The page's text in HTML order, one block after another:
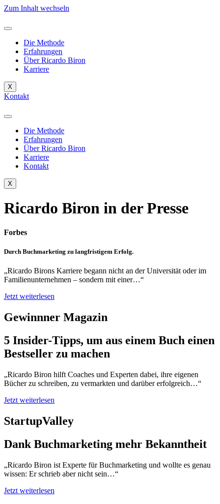
Zum Inhalt wechseln
Die Methode
Erfahrungen
Über Ricardo Biron
Karriere
X
Kontakt
Die Methode
Erfahrungen
Über Ricardo Biron
Karriere
Kontakt
X
Ricardo Biron in derPresse
Forbes
Durch Buchmarketing zu langfristigem Erfolg.
„Ricardo Birons Karriere begann nicht an der Universität oder im
Familienunternehmen – sondern mit einer…“
Jetzt weiterlesen
Gewinnner Magazin
5 Insider-Tipps, um aus einem Buch einen
Bestseller zu machen
„Ricardo Biron hilft Coaches und Experten dabei, ihre eigenen
Bücher zu schreiben, zu vermarkten und darüber erfolgreich…“
Jetzt weiterlesen
StartupValley
Dank Buchmarketing mehr Bekanntheit
„Ricardo Biron ist Experte für Buchmarketing und wollte es genau
wissen: Er schrieb aber nicht sein…“
Jetzt weiterlesen